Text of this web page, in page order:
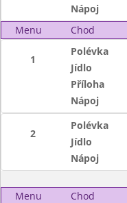
Nápoj
Menu
Chod
1
Polévka
Jídlo
Příloha
Nápoj
2
Polévka
Jídlo
Nápoj
Menu Chod